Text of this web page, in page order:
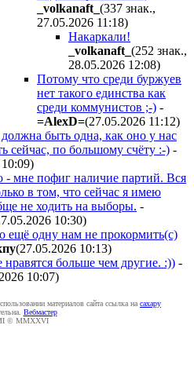
_volkanaft_ (337 знак.,
27.05.2026 11:18)
Накаркали!
_volkanaft_ (252 знак.,
28.05.2026 12:08)
Потому что среди буржуев
нет такого единства как
среди коммунистов ;-) -
=AlexD=(27.05.2026 11:12)
быть одна, как оно у нас
сейчас, по большому счёту :-) -
)
- мне пофиг наличие партий. Вся
в том, что сейчас я имею
не ходить на выборы. -
10:30)
ещё одну нам не прокормить(с)
(27.05.2026 10:13)
больше чем другие. :)) -
10:07)
материалов сайта ссылка на caxapу
Вебмастер
© MMXXVI